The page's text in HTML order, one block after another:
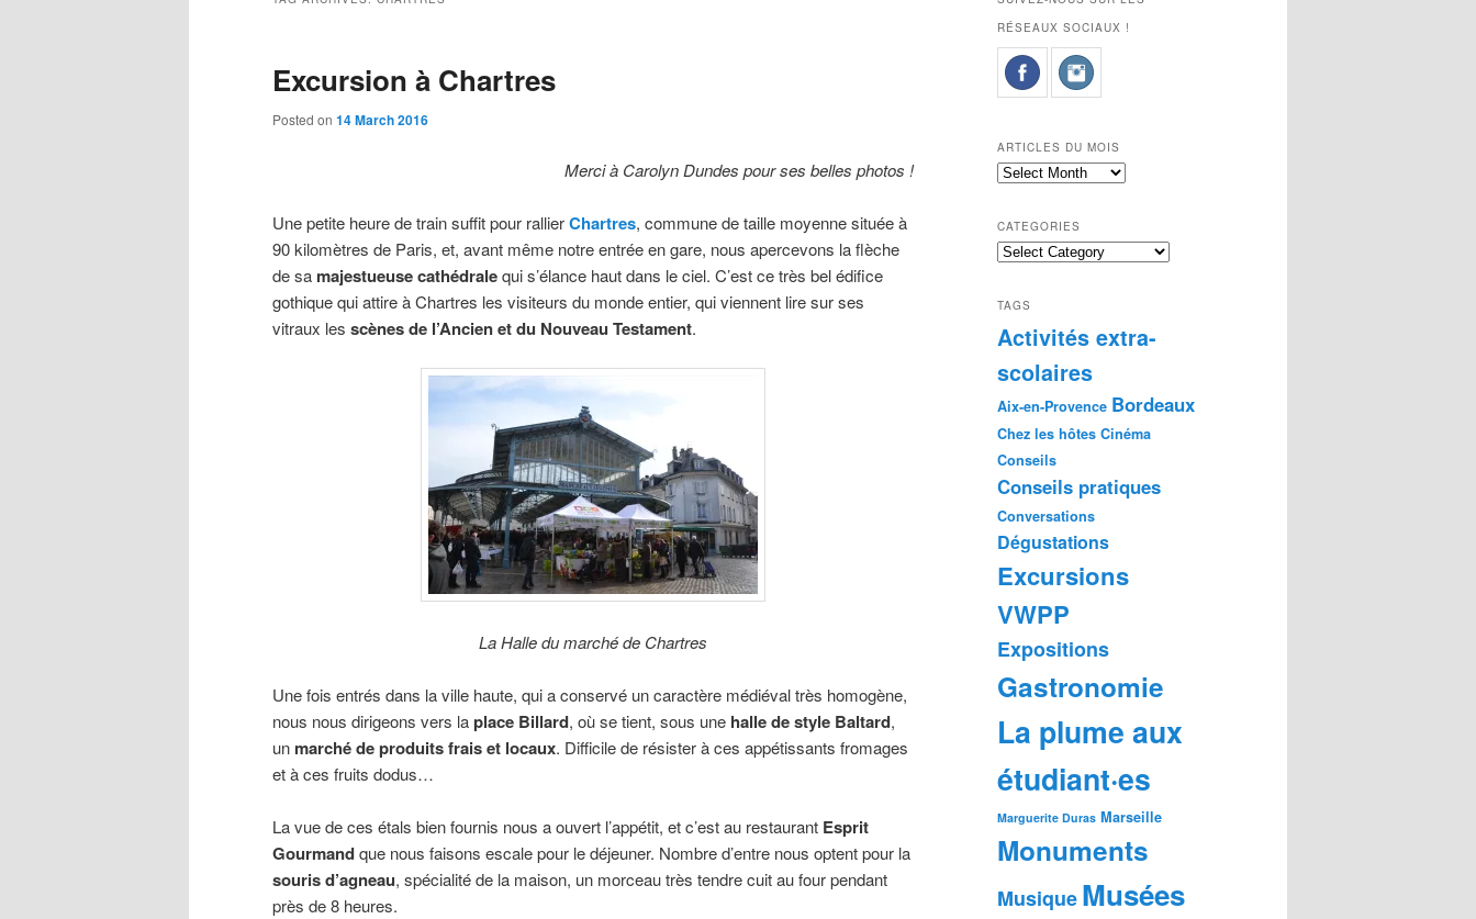
Excursion à Chartres
Posted on 14 March 2016
Merci à Carolyn Dundes pour ses belles photos !
Une petite heure de train suffit pour rallierChartres, commune de taille moyenne située à
90 kilomètres de Paris, et, avant même notre entrée en gare, nous apercevons la flèche
de sa majestueuse cathédralequi s’élance haut dans le ciel. C’est ce très bel édifice
gothique qui attire à Chartres les visiteurs du monde entier, qui viennent lire sur ses
vitraux les scènes de l’Ancien et du Nouveau Testament.
La Halle du marché de Chartres
Une fois entrés dans la ville haute, qui a conservé un caractère médiéval très homogène,
nous nous dirigeons vers laplace Billard, où se tient, sous une halle de style Baltard,
un marché de produits frais et locaux. Difficile de résister à ces appétissants fromages
et à ces fruits dodus…
La vue de ces étals bien fournis nous a ouvert l’appétit, et c’est au restaurant Esprit
Gourmandque nous faisons escale pour le déjeuner. Nombre d’entre nous optent pour la
souris d’agneau, spécialité de la maison, un morceau très tendre cuit au four pendant
près de 8 heures.
RÉSEAUX SOCIAUX !
ARTICLES DU MOIS
Articles
CATEGORIES
Categories
TAGS
Activités extra-
scolaires
Aix-en-Provence Bordeaux
Chez les hôtes Cinéma
Conseils
Conseils pratiques
Conversations
Dégustations
Excursions
VWPP
Expositions
Gastronomie
La plume aux
étudiant·es
Marguerite Duras Marseille
Monuments
MusiqueMusées